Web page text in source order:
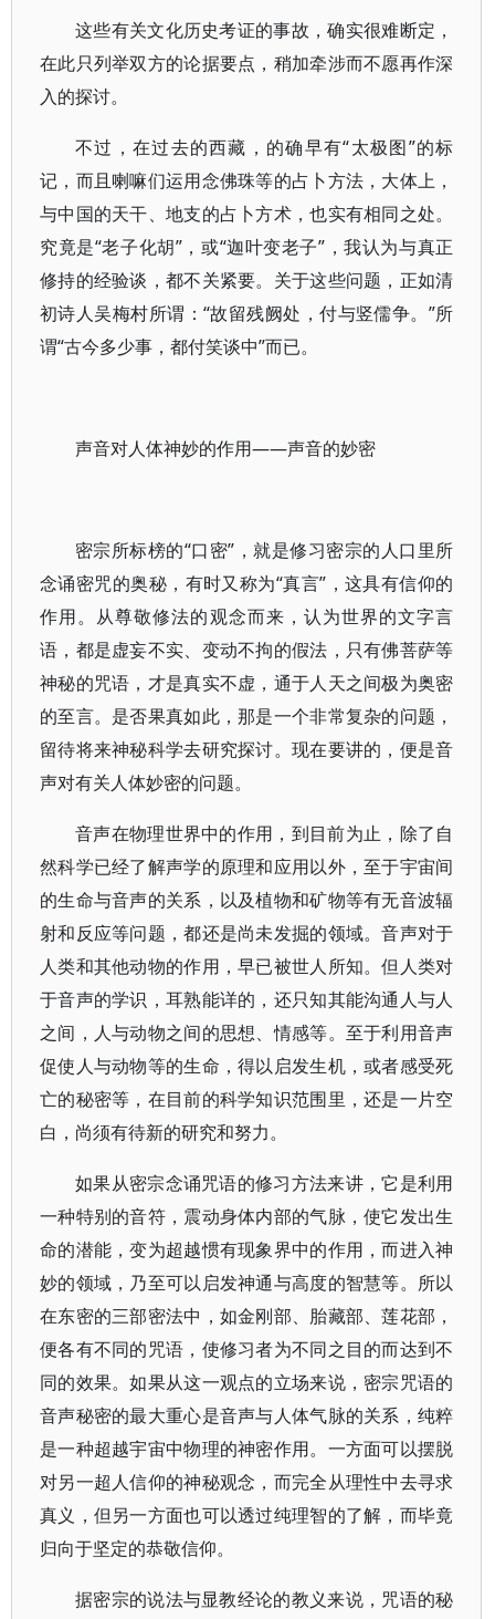
这些有关文化历史考证的事故，确实很难断定，
在此只列举双方的论据要点，稍加牵涉而不愿再作深
入的探讨。
不过，在过去的西藏，的确早有“太极图”的标
记，而且喇嘛们运用念佛珠等的占卜方法，大体上，
与中国的天干、地支的占卜方术，也实有相同之处。
究竟是“老子化胡”，或“迦叶变老子”，我认为与真正
修持的经验谈，都不关紧要。关于这些问题，正如清
初诗人吴梅村所谓：“故留残阙处，付与竖儒争。”所
谓“古今多少事，都付笑谈中”而已。
声音对人体神妙的作用——声音的妙密
密宗所标榜的“口密”，就是修习密宗的人口里所
念诵密咒的奥秘，有时又称为“真言”，这具有信仰的
作用。从尊敬修法的观念而来，认为世界的文字言
语，都是虚妄不实、变动不拘的假法，只有佛菩萨等
神秘的咒语，才是真实不虚，通于人天之间极为奥密
的至言。是否果真如此，那是一个非常复杂的问题，
留待将来神秘科学去研究探讨。现在要讲的，便是音
声对有关人体妙密的问题。
音声在物理世界中的作用，到目前为止，除了自
然科学已经了解声学的原理和应用以外，至于宇宙间
的生命与音声的关系，以及植物和矿物等有无音波辐
射和反应等问题，都还是尚未发掘的领域。音声对于
人类和其他动物的作用，早已被世人所知。但人类对
于音声的学识，耳熟能详的，还只知其能沟通人与人
之间，人与动物之间的思想、情感等。至于利用音声
促使人与动物等的生命，得以启发生机，或者感受死
亡的秘密等，在目前的科学知识范围里，还是一片空
白，尚须有待新的研究和努力。
如果从密宗念诵咒语的修习方法来讲，它是利用
一种特别的音符，震动身体内部的气脉，使它发出生
命的潜能，变为超越惯有现象界中的作用，而进入神
妙的领域，乃至可以启发神通与高度的智慧等。所以
在东密的三部密法中，如金刚部、胎藏部、莲花部，
便各有不同的咒语，使修习者为不同之目的而达到不
同的效果。如果从这一观点的立场来说，密宗咒语的
音声秘密的最大重心是音声与人体气脉的关系，纯粹
是一种超越宇宙中物理的神密作用。一方面可以摆脱
对另一超人信仰的神秘观念，而完全从理性中去寻求
真义，但另一方面也可以透过纯理智的了解，而毕竟
归向于坚定的恭敬信仰。
据密宗的说法与显教经论的教义来说，咒语的秘